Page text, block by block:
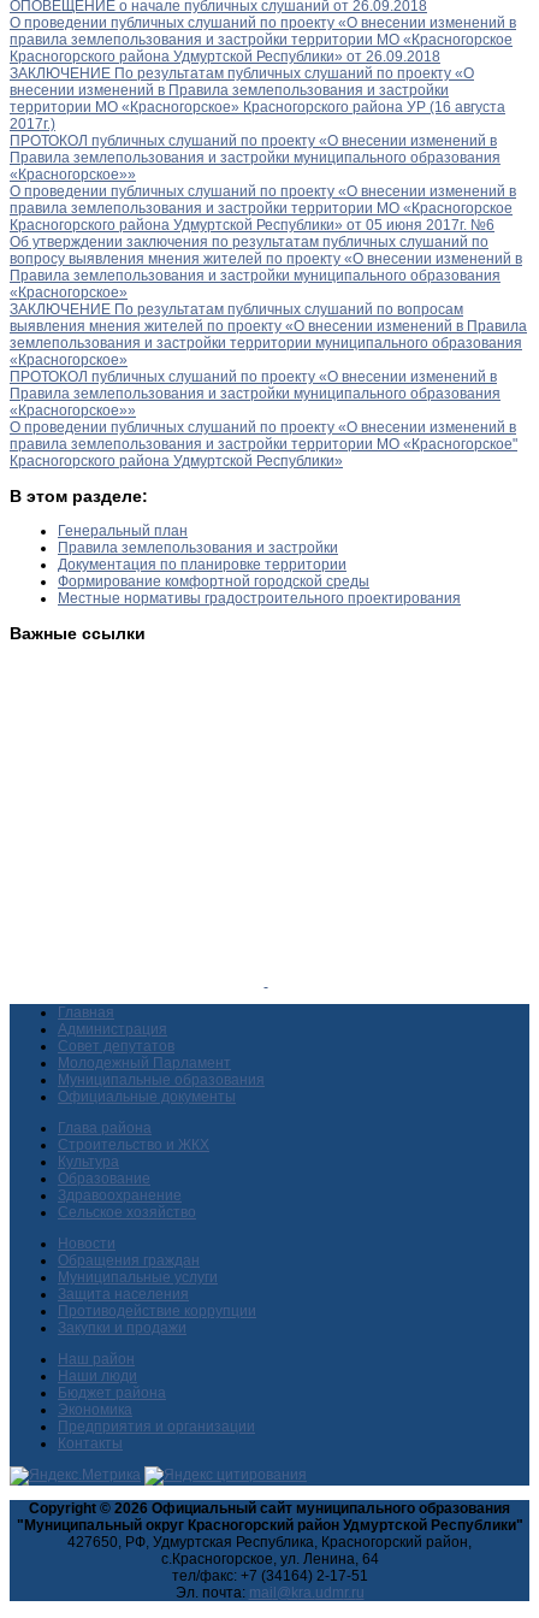
ОПОВЕЩЕНИЕ о начале публичных слушаний от 26.09.2018
О проведении публичных слушаний по проекту «О внесении изменений в
правила землепользования и застройки территории МО «Красногорское
Красногорского района Удмуртской Республики» от 26.09.2018
ЗАКЛЮЧЕНИЕ По результатам публичных слушаний по проекту «О
внесении изменений в Правила землепользования и застройки
территории МО «Красногорское» Красногорского района УР (16 августа
2017г.)
ПРОТОКОЛ публичных слушаний по проекту «О внесении изменений в
Правила землепользования и застройки муниципального образования
«Красногорское»»
О проведении публичных слушаний по проекту «О внесении изменений в
правила землепользования и застройки территории МО «Красногорское
Красногорского района Удмуртской Республики» от 05 июня 2017г. №6
Об утверждении заключения по результатам публичных слушаний по
вопросу выявления мнения жителей по проекту «О внесении изменений в
Правила землепользования и застройки муниципального образования
«Красногорское»
ЗАКЛЮЧЕНИЕ По результатам публичных слушаний по вопросам
выявления мнения жителей по проекту «О внесении изменений в Правила
землепользования и застройки территории муниципального образования
«Красногорское»
ПРОТОКОЛ публичных слушаний по проекту «О внесении изменений в
Правила землепользования и застройки муниципального образования
«Красногорское»»
О проведении публичных слушаний по проекту «О внесении изменений в
правила землепользования и застройки территории МО «Красногорское"
Красногорского района Удмуртской Республики»
В этом разделе:
Генеральный план
Правила землепользования и застройки
Документация по планировке территории
Формирование комфортной городской среды
Местные нормативы градостроительного проектирования
Важные ссылки
Главная
Администрация
Совет депутатов
Молодежный Парламент
Муниципальные образования
Официальные документы
Глава района
Строительство и ЖКХ
Культура
Образование
Здравоохранение
Сельское хозяйство
Новости
Обращения граждан
Муниципальные услуги
Защита населения
Противодействие коррупции
Закупки и продажи
Наш район
Наши люди
Бюджет района
Экономика
Предприятия и организации
Контакты
Copyright © 2026 Официальный сайт муниципального образования
"Муниципальный округ Красногорский район Удмуртской Республики"
427650, РФ, Удмуртская Республика, Красногорский район,
с.Красногорское, ул. Ленина, 64
тел/факс: +7 (34164) 2-17-51
Эл. почта: